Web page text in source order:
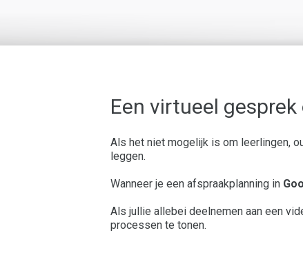
Een virtueel
Als het niet mogelijk is om leerlingen,
leggen.
Wanneer je een afspraakplanning in
Als jullie allebei deelnemen aan een
processen te tonen.